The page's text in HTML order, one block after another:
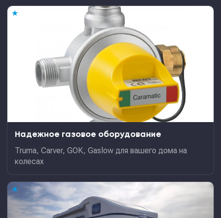
★
Надежное газовое оборудование
Truma, Carver, GOK, Gaslow для вашего дома на
колесах
★